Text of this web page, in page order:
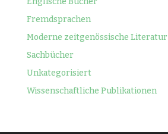
Fremdsprachen
Moderne zeitgenössische Literatur
Sachbücher
Unkategorisiert
Wissenschaftliche Publikationen